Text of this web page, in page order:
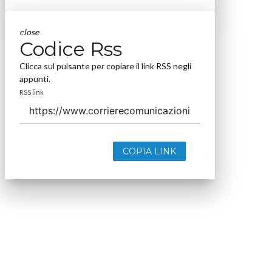
close
Codice Rss
Clicca sul pulsante per copiare il link RSS negli
appunti.
RSS link
COPIA LINK